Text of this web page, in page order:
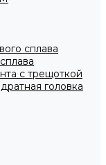
сплава
с трещоткой
головка